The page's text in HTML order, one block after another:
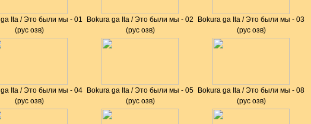
ga Ita / Это были мы - 01
(рус озв)
Bokura ga Ita / Это были мы - 02
(рус озв)
Bokura ga Ita / Это были мы - 03
(рус озв)
ga Ita / Это были мы - 04
(рус озв)
Bokura ga Ita / Это были мы - 05
(рус озв)
Bokura ga Ita / Это были мы - 08
(рус озв)